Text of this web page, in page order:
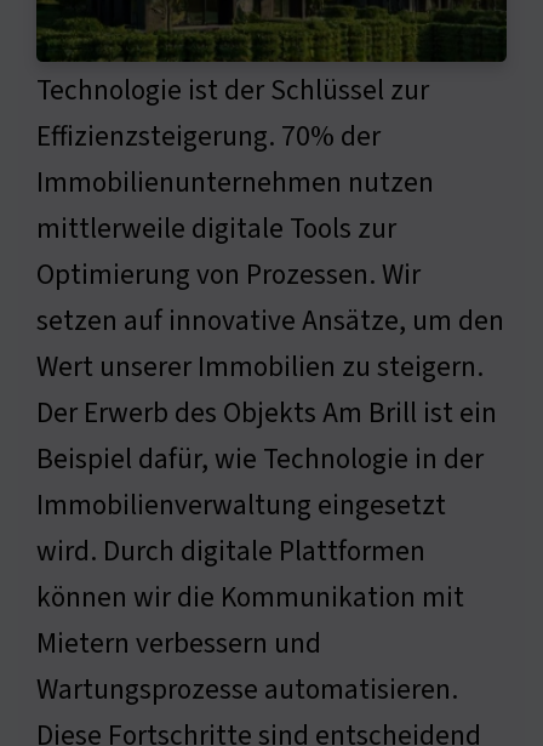
Technologie ist der Schlüssel zur
Effizienzsteigerung. 70% der
Immobilienunternehmen nutzen
mittlerweile digitale Tools zur
Optimierung von Prozessen. Wir
setzen auf innovative Ansätze, um den
Wert unserer Immobilien zu steigern.
Der Erwerb des Objekts Am Brill ist ein
Beispiel dafür, wie Technologie in der
Immobilienverwaltung eingesetzt
wird. Durch digitale Plattformen
können wir die Kommunikation mit
Mietern verbessern und
Wartungsprozesse automatisieren.
Diese Fortschritte sind entscheidend